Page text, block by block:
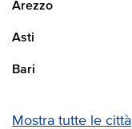
Arezzo
Asti
Bari
Mostra tutte le città